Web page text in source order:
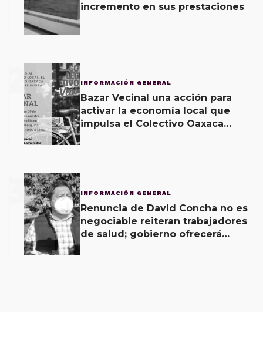
incremento en sus prestaciones
2 INFORMACIÓN GENERAL
Bazar Vecinal una acción para
activar la economía local que
impulsa el Colectivo Oaxaca
3 INFORMACIÓN GENERAL
Renuncia de David Concha no es
negociable reiteran trabajadores
de salud; gobierno ofrecerá